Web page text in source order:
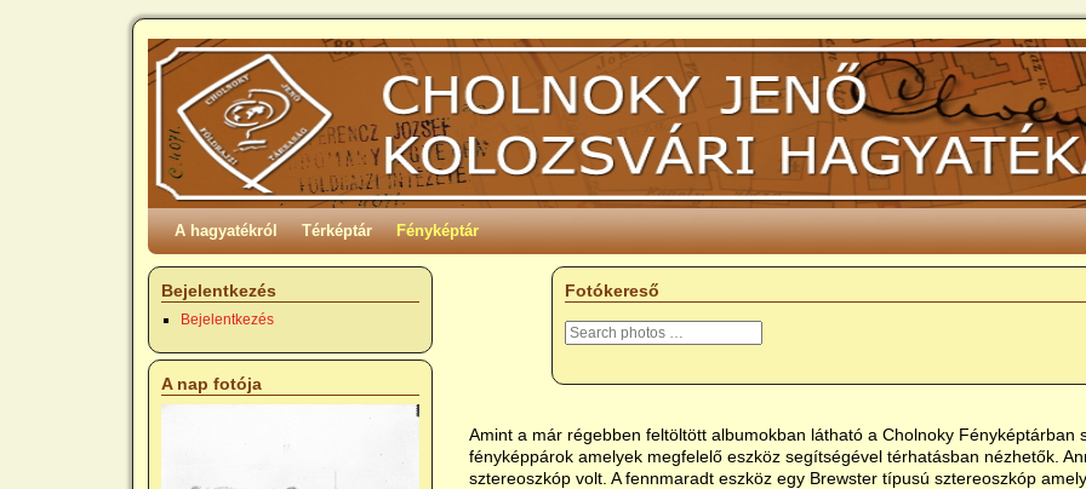
A hagyatékról Térképtár Fényképtár
Fotókereső
Amint a már régebben feltöltött albumokban látható a Cholnoky
fényképpárok amelyek megfelelő eszköz segítségével térhatásban nézhetők.
sztereoszkóp volt. A fennmaradt eszköz egy Brewster típusú sztereoszkóp
Bejelentkezés
Bejelentkezés
A nap fotója